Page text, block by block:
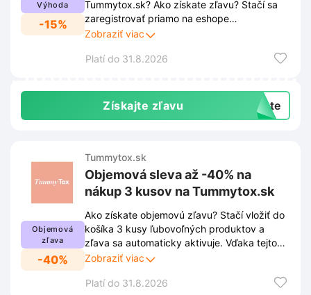
Výhoda
-15%
Tummytox.sk? Ako získate zľavu? Stačí sa
zaregistrovať priamo na eshope
Tummytox.sk. Po úspešnej registrácii sa
Zobraziť viac
Platí do 31.8.2026
Získajte zľavu exte
Objemová
zľava
-40%
Tummytox.sk
Objemová sleva až -40% na
nákup 3 kusov na Tummytox.sk
Ako získate objemovú zľavu? Stačí vložiť do
košíka 3 kusy ľubovoľných produktov a
zľava sa automaticky aktivuje. Vďaka tejto
akcii môžete ušetriť až 40% z celkovej ceny
nájdete v odkaze.
Zobraziť viac
Platí do 31.8.2026